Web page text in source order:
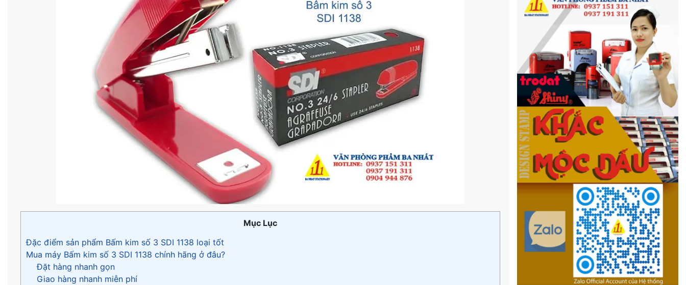
Mục Lục
Đặc điểm sản phẩm Bấm kim số 3 SDI 1138 loại tốt
Mua máy Bấm kim số 3 SDI 1138 chính hãng ở đâu?
Đặt hàng nhanh gọn
Giao hàng nhanh miễn phí